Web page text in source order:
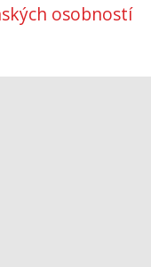
osobností